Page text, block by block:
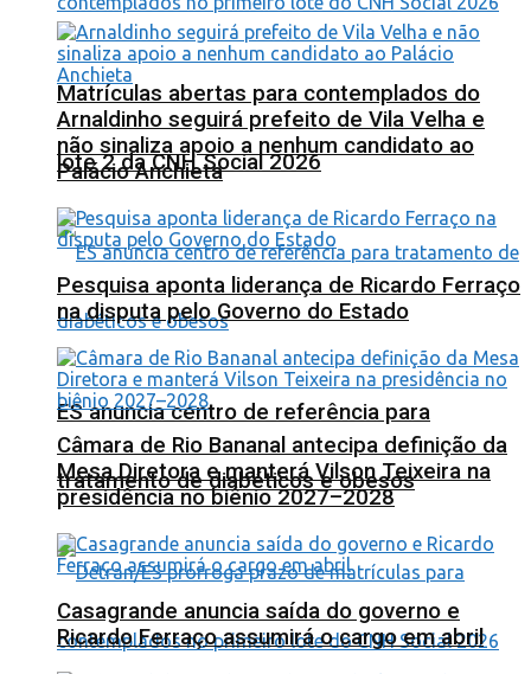
Matrículas abertas para contemplados do
lote 2 da CNH Social 2026
ES anuncia centro de referência para
tratamento de diabéticos e obesos
Arnaldinho seguirá prefeito de Vila Velha e
não sinaliza apoio a nenhum candidato ao
Palácio Anchieta
Pesquisa aponta liderança de Ricardo Ferraço
na disputa pelo Governo do Estado
Câmara de Rio Bananal antecipa definição da
Mesa Diretora e manterá Vilson Teixeira na
presidência no biênio 2027–2028
Casagrande anuncia saída do governo e
Ricardo Ferraço assumirá o cargo em abril